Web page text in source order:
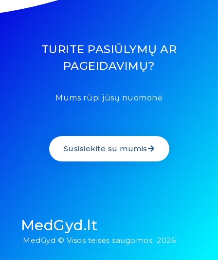
TURITE PASIŪLYMŲ AR
PAGEIDAVIMŲ?
Mums rūpi jūsų nuomonė
Susisiekite su mumis
MedGyd.lt
MedGyd © Visos teisės saugomos 2026